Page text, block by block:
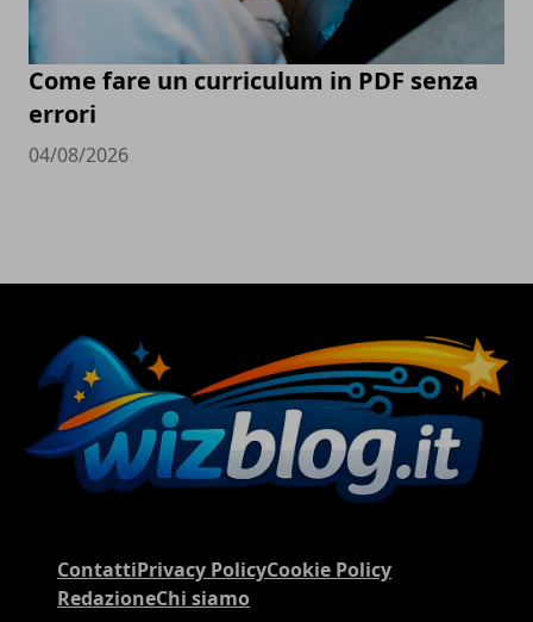
Come fare un curriculum in PDF senza
errori
04/08/2026
ContattiPrivacy PolicyCookie Policy
RedazioneChi siamo